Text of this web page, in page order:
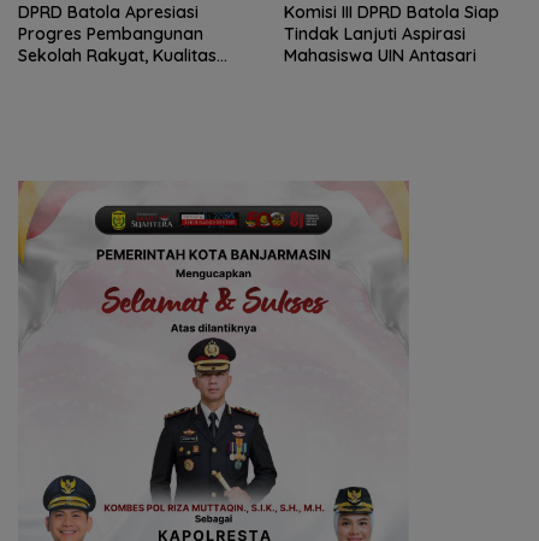
DPRD Batola Apresiasi
Progres Pembangunan
Sekolah Rakyat, Kualitas
Komisi III DPRD Batola Siap
Tindak Lanjuti Aspirasi
Mahasiswa UIN Antasari